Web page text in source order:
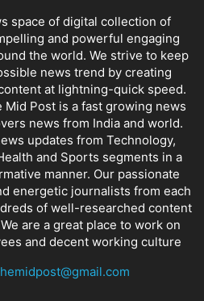
space of digital collection of
and powerful engaging
the world. We strive to keep
news trend by creating
at lightning-quick speed.
Mid Post is a fast growing news
news from India and world.
updates from Technology,
and Sports segments in a
manner. Our passionate
energetic journalists from each
of well-researched content
are a great place to work on
and decent working culture